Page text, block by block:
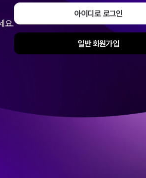
요.
아이디로 로그인
일반 회원가입